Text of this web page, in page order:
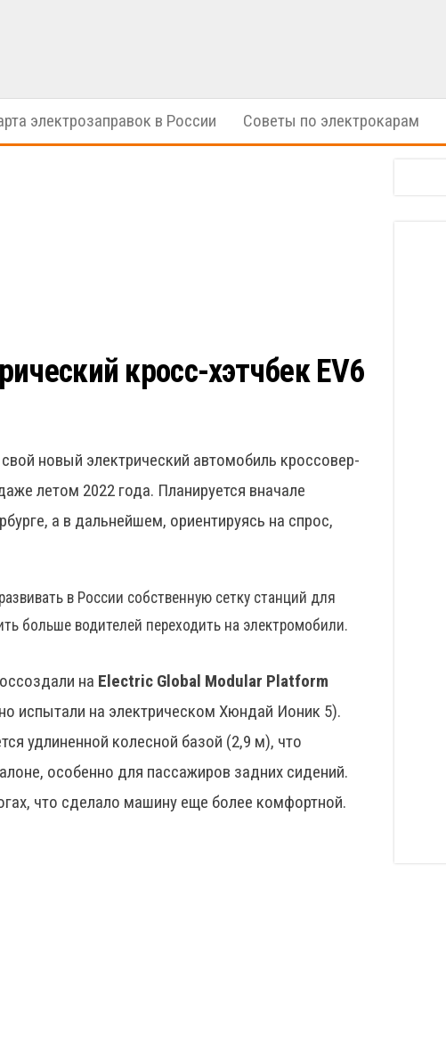
Cars
автомобили
электрозаправок в России Советы по электрокарам
кросс-хэтчбек EV6
новый электрический автомобиль кроссовер-
летом 2022 года. Планируется вначале
а в дальнейшем, ориентируясь на спрос,
в России собственную сетку станций для
больше водителей переходить на электромобили.
на Electric Global Modular Platform
испытали на электрическом Хюндай Ионик 5).
удлиненной колесной базой (2,9 м), что
особенно для пассажиров задних сидений.
что сделало машину еще более комфортной.